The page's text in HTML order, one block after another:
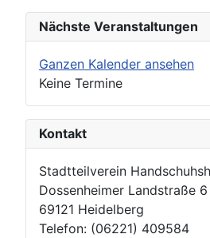
Nächste Veranstaltungen
Ganzen Kalender ansehen
Keine Termine
Kontakt
Stadtteilverein
Dossenheimer Landstraße 6
69121 Heidelberg
Telefon: (06221) 409584